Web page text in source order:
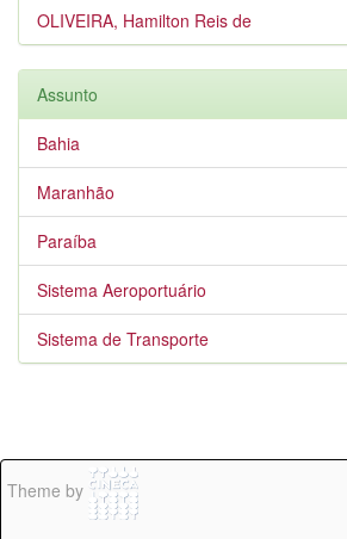
OLIVEIRA, Hamilton Reis de
Assunto
Bahia
Maranhão
Paraíba
Sistema Aeroportuário
Sistema de Transporte
Theme by